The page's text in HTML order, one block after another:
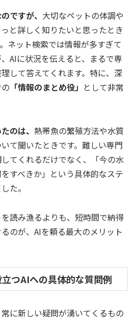
ですが、 大切なペットの体調や
と詳しく知りたいと思ったとき
ネット検索では情報が多すぎて
AIに状況を伝えると、まるで専
して答えてくれます。特に、深
「情報のまとめ役」 として非常
のは、 熱帯魚の繁殖方法や水質
て聞いたときです。難しい専門
てくれるだけでなく、「今の水
すべきか」という具体的なステ
た。
読み漁るよりも、短時間で納得
のが、AIを頼る最大のメリット
つAIへの具体的な質問例
に新しい疑問が湧いてくるもの